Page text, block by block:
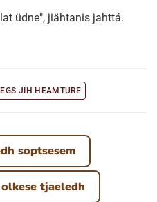
üdne", jiähtanis jahttá.
JÏH HEAMTURE
soptsesem
tjaeledh